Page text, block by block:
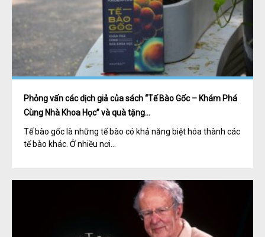
Phỏng vấn các dịch giả của sách “Tế Bào Gốc – Khám Phá
Cùng Nhà Khoa Học” và quà tặng...
Tế bào gốc là những tế bào có khả năng biệt hóa thành các
tế bào khác. Ở nhiều nơi...